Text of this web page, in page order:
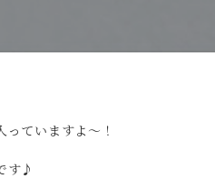
っていますよ～！
す♪